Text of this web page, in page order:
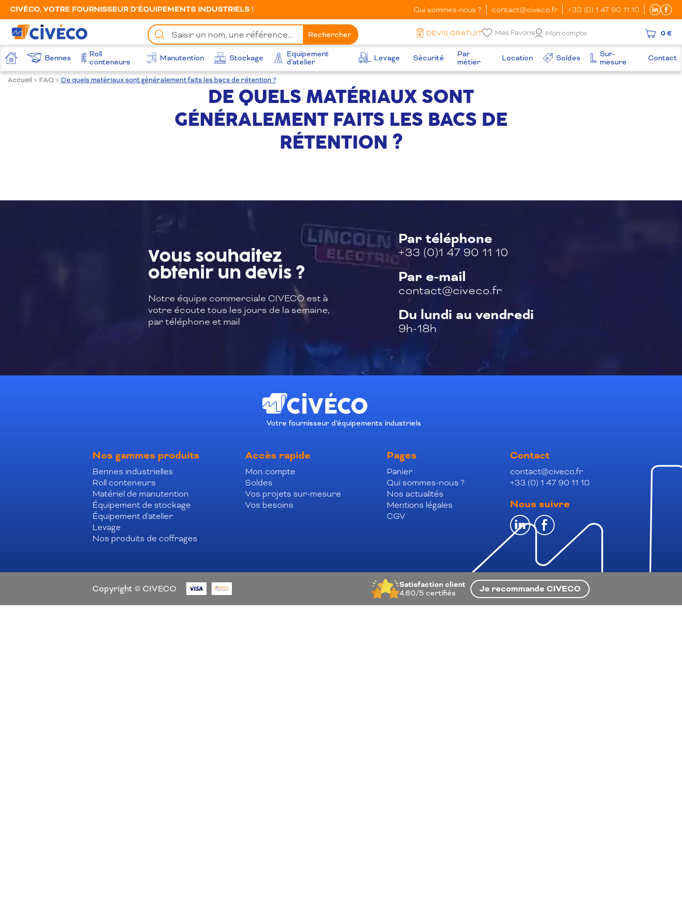
CIVÉCO, VOTRE FOURNISSEUR D’ÉQUIPEMENTS INDUSTRIELS ! Qui sommes-nous ? contact@civeco.fr +33 (0) 1 47 90 11 10
Chercher
un
produit
Rechercher DEVIS GRATUIT Mes Favoris Mon compte 0 €
Accueil Bennes
Roll
conteneurs
Manutention Stockage
Equipement
d'atelier
Levage Sécurité
Par
métier
Location Soldes
Sur-
mesure
Contact
Accueil > FAQ > De quels matériaux sont généralement faits les bacs de rétention ?
DE QUELS MATÉRIAUX SONT
GÉNÉRALEMENT FAITS LES BACS DE
RÉTENTION ?
Vous souhaitez
obtenir un devis ?
Notre équipe commerciale CIVECO est à
votre écoute tous les jours de la semaine,
par téléphone et mail
Par téléphone
+33 (0)1 47 90 11 10
Par e-mail
contact@civeco.fr
Du lundi au vendredi
9h-18h
Votre fournisseur d'équipements industriels
Nos gammes produits
Bennes industrielles
Roll conteneurs
Matériel de manutention
Équipement de stockage
Équipement d'atelier
Levage
Nos produits de coffrages
Accès rapide
Mon compte
Soldes
Vos projets sur-mesure
Vos besoins
Pages
Panier
Qui sommes-nous ?
Nos actualités
Mentions légales
CGV
Contact
contact@civeco.fr
+33 (0) 1 47 90 11 10
Nous suivre
Copyright © CIVECO Satisfaction client
4.60/5 certifiés Je recommande CIVECO